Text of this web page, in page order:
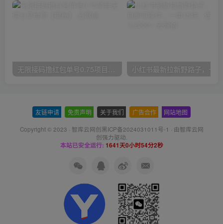
无限接码撸红包单号0.75项目无偿分享给你【揭秘】
友链申请 免责声明 关于我们 广告合作 网站地图
Copyright © 2023 · 智库云网创黑ICP备2024031011号-1 · 由智库云网
创强力驱动.
本站已安全运行: 1641天0小时54分3秒